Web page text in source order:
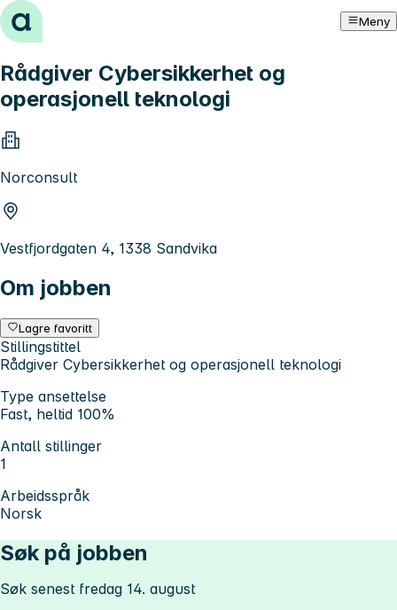
Hopp til innhold Meny
Rådgiver Cybersikkerhet og
operasjonell teknologi
Norconsult
Vestfjordgaten 4, 1338 Sandvika
Om jobben
Lagre favoritt
Stillingstittel
Rådgiver Cybersikkerhet og operasjonell teknologi
Type ansettelse
Fast, heltid 100%
Antall stillinger
1
Arbeidsspråk
Norsk
Søk på jobben
Søk senest fredag 14. august